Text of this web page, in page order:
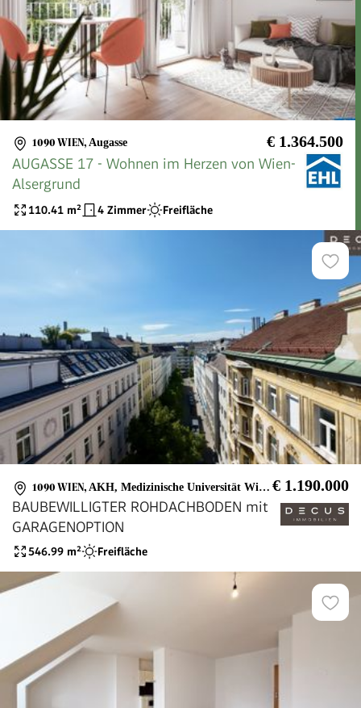
1090 WIEN, Augasse € 1.364.500
AUGASSE 17 - Wohnen im Herzen von Wien-
Alsergrund
110.41 m² 4 Zimmer Freifläche
1090 WIEN, AKH, Medizinische Universität Wien, Privatklinik goldenes Kreuz € 1.190.000
BAUBEWILLIGTER ROHDACHBODEN mit
GARAGENOPTION
546.99 m² Freifläche